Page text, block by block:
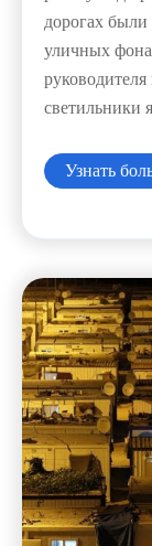
дорогах
уличных
светильники
Узнать